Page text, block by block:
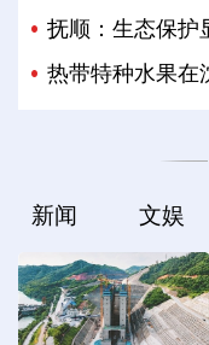
抚顺：生态保护
热带特种水果在
新闻 文娱